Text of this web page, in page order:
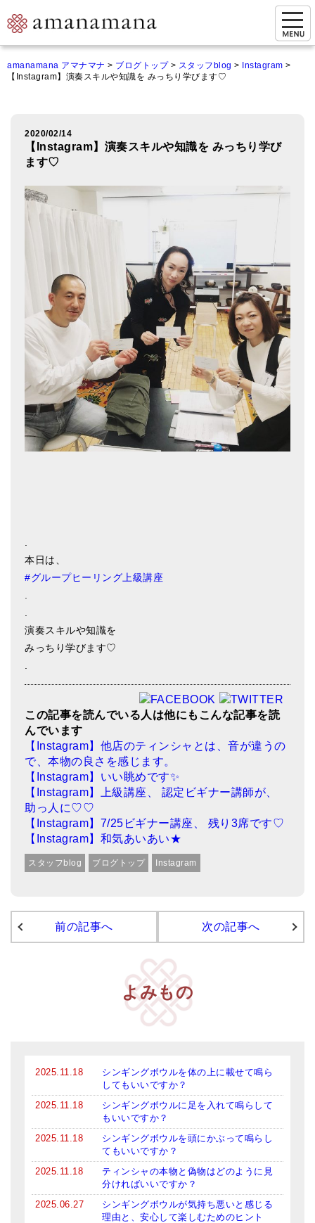
ご来店&購入
オンライン相談&購入
シンギングボウル講座
倍音呼吸法レッスン
カートを見る
商品一覧
アマナマナのシンギングボウル
チベット・シンギングボウル
新・鍛造スペシャル
マンダラ彫（黒・渋金）
人気の3点セット
アマナマナのティンシャ
ティンシャケース
お香定期購入（ラクとくサブスク）
チベット高僧のオラクルカード
ベル＆ドルジェ
シンギングボウル入門本・CD
アウトレット
オリジナルグッズ
神々とつながるジュエリー
ロゴステッカー・ポストカード各種
亡命チベット人尼僧のお守り・チャーム
チベット・マントラ・ヒーリングCD
初級講座
倍音呼吸法レッスン
中級講座
ビギナー講師・養成講座
amanamana アマナマナ > ブログトップ> スタッフblog > Instagram >
【Instagram】演奏スキルや知識を みっちり学びます♡
2020/02/14
【Instagram】演奏スキルや知識を みっちり学び
ます♡
本日は、
#グループヒーリング上級講座
演奏スキルや知識を
みっちり学びます♡
この記事を読んでいる人は他にもこんな記事を読
んでいます
【Instagram】他店のティンシャとは、音が違うの
で、本物の良さを感じます。
【Instagram】いい眺めです✨
【Instagram】上級講座、 認定ビギナー講師が、
助っ人に♡♡
【Instagram】7/25ビギナー講座、 残り3席です♡
【Instagram】和気あいあい★
スタッフblog ブログトップ Instagram
前の記事へ 次の記事へ
よみもの
2025.11.18
シンギングボウルを体の上に載せて鳴ら
してもいいですか？
2025.11.18
シンギングボウルに足を入れて鳴らして
もいいですか？
2025.11.18
シンギングボウルを頭にかぶって鳴らし
てもいいですか？
2025.11.18
ティンシャの本物と偽物はどのように見
分ければいいですか？
2025.06.27
シンギングボウルが気持ち悪いと感じる
理由と、安心して楽しむためのヒント